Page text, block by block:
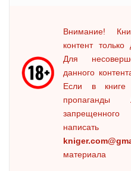
Внимание!
контент только
Для
данного
Если в книге
материала